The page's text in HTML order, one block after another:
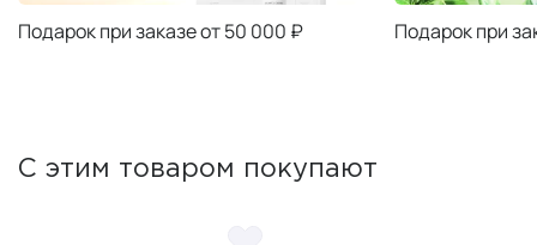
Подарок при заказе от 50 000 ₽ Подарок при
С этим товаром покупают